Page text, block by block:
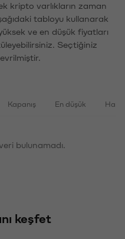
kripto varlıkların zaman
tabloyu kullanarak
ve en düşük fiyatları
Seçtiğiniz
Kapanış En düşük
bulunamadı.
keşfet